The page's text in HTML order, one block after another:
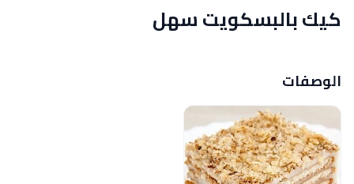
كيك بالبسكويت سهل
الوصفات